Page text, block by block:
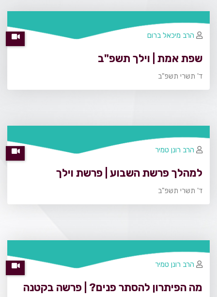
שפת אמת | וילך תשפ"ב
ד' תשרי תשפ"ב
הרב מיכאל ברום
למהלך פרשת השבוע | פרשת וילך
ד' תשרי תשפ"ב
הרב רונן טמיר
מה הפיתרון להסתר פנים? | פרשה בקטנה
הרב רונן טמיר